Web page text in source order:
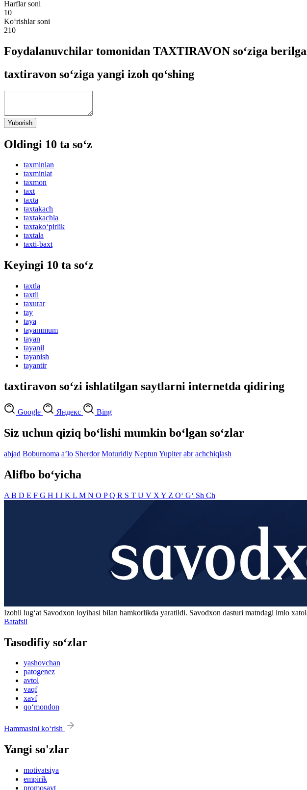
Harflar soni
10
Ko‘rishlar soni
210
Foydalanuvchilar tomonidan TAXTIRAVON so‘ziga
taxtiravon so‘ziga yangi izoh qo‘shing
Yuborish
Oldingi 10 ta so‘z
taxminlan
taxminlat
taxmon
taxt
taxta
taxtakach
taxtakachla
taxtako‘pirlik
taxtala
taxti-baxt
Keyingi 10 ta so‘z
taxtla
taxtli
taxurar
tay
taya
tayammum
tayan
tayanil
tayanish
tayantir
taxtiravon so‘zi ishlatilgan saytlarni internetda qidiring
Google Яндекс Bing
Siz uchun qiziq bo‘lishi mumkin bo‘lgan so‘zlar
abjad Boburnoma aʼlo Sherdor Moturidiy Neptun Yupiter abr achchiqlash
Alifbo bo‘yicha
A B D E F G H I J K L M N O PQ R S T U V X Y Z O‘ G‘ Sh Ch
Izohli lugʻat Savodxon loyihasi bilan hamkorlikda yaratildi. Savodxon dasturi matndagi imlo
Batafsil
Tasodifiy so‘zlar
yashovchan
patogenez
avtol
vaqf
xavf
qo‘mondon
Hammasini ko‘rish
Yangi so'zlar
motivatsiya
empirik
promosayt